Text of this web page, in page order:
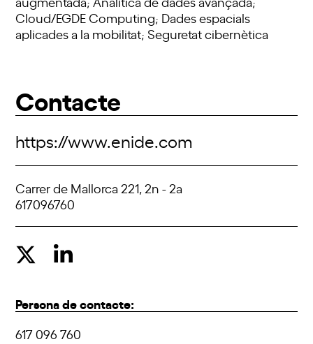
Cloud/EGDE Computing; Dades espacials
aplicades a la mobilitat; Seguretat cibernètica
Contacte
https://www.enide.com
Carrer de Mallorca 221, 2n - 2a
617096760
Persona de contacte:
617 096 760